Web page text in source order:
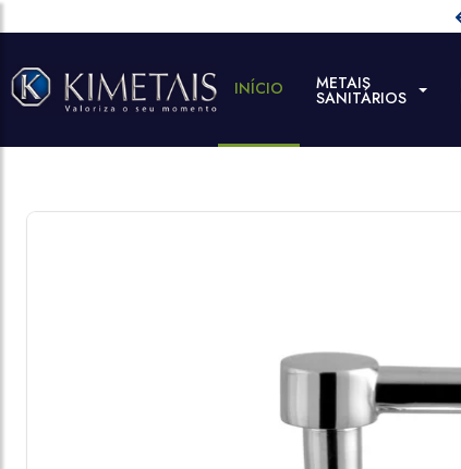
INÍCIO METAIS
SANITÁRIOS